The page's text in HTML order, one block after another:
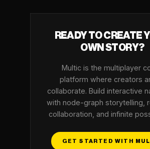
READY TO CREATE
OWN STORY?
Multic is the multiplayer
platform where creators
collaborate. Build interactive
with node-graph storytelling,
collaboration, and infinite
GET STARTED WITH